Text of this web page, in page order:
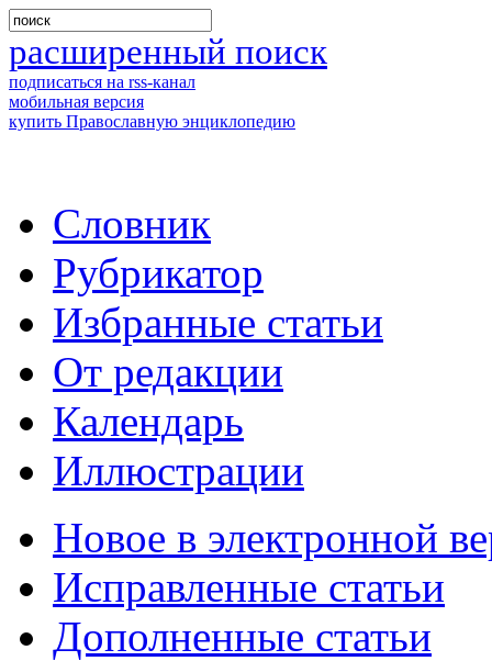
расширенный поиск
подписаться на rss-канал
мобильная версия
купить Православную энциклопедию
Словник
Рубрикатор
Избранные статьи
От редакции
Календарь
Иллюстрации
Новое в электронной
Исправленные статьи
Дополненные статьи